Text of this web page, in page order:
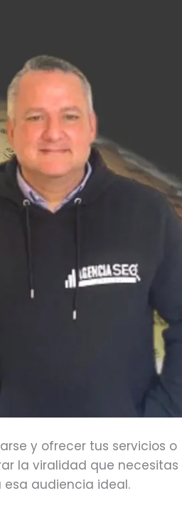
y ofrecer tus servicios o
la viralidad que necesitas
audiencia ideal.